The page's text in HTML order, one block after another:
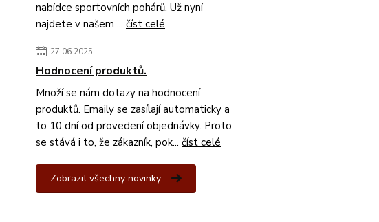
nabídce sportovních pohárů. Už nyní
najdete v našem ... číst celé
27.06.2025
Hodnocení produktů.
Množí se nám dotazy na hodnocení
produktů. Emaily se zasílají automaticky a
to 10 dní od provedení objednávky. Proto
se stává i to, že zákazník, pok... číst celé
Zobrazit všechny novinky